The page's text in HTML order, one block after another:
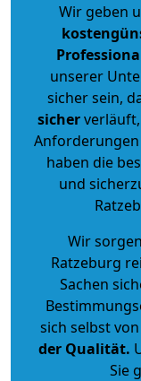
Wir geben
unserer
sicher sein,
sicherverläuft,
haben die
und
Wir
Ratzeburg
Sachen
sich selbst
der Qualität.
Sie